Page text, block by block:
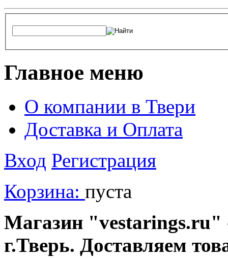
Главное меню
О компании в Твери
Доставка и Оплата
Вход Регистрация
Корзина: пуста
Магазин "vestarings.ru"
г.Тверь. Доставляем